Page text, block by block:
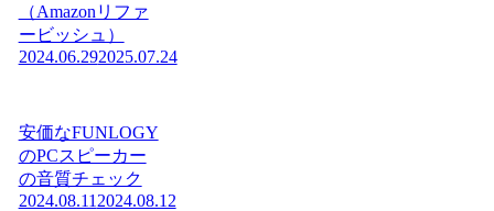
（Amazonリファ
ービッシュ）
2024.06.292025.07.24
安価なFUNLOGY
のPCスピーカー
の音質チェック
2024.08.11 2024.08.12